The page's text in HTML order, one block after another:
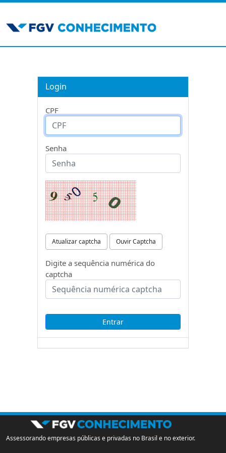
Login
CPF
Senha
Atualizar captcha Ouvir Captcha
Digite a sequência numérica do
captcha
Assessorando empresas públicas e privadas no Brasil e no exterior.